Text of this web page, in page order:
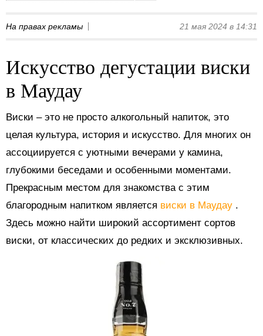
На правах рекламы 21 мая 2024 в 14:31
Искусство дегустации виски
в Маудау
Виски – это не просто алкогольный напиток, это
целая культура, история и искусство. Для многих он
ассоциируется с уютными вечерами у камина,
глубокими беседами и особенными моментами.
Прекрасным местом для знакомства с этим
благородным напитком является виски в Маудау .
Здесь можно найти широкий ассортимент сортов
виски, от классических до редких и эксклюзивных.